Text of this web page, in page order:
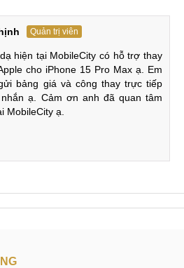
iPhone 15 Pro
Pin iPhone 15 Pro phổ biến nhất
có thể kể đến như:
Pin điện thoại iPhone 15 Pro
nhanh bất thường
đặc biệt khi sạc.
Quản trị viên
hiện tại MobileCity có hỗ trợ thay
cho iPhone 15 Pro Max ạ. Em
bảng giá và công thay trực tiếp
ạ. Cảm ơn anh đã quan tâm
MobileCity ạ.